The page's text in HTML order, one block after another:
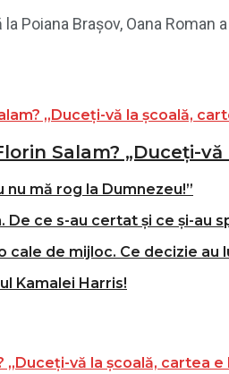
Poiana Brașov, Oana Roman
Salam? „Duceți-vă
nu mă rog la Dumnezeu!”
ce s-au certat și ce și-au
cale de mijloc. Ce decizie au
Kamalei Harris!